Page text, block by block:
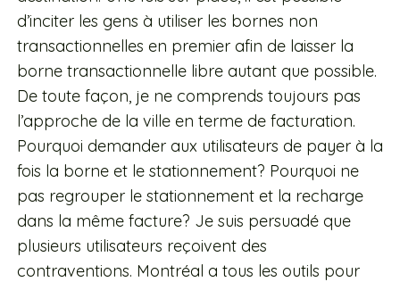
d’inciter les gens à utiliser les bornes non
transactionnelles en premier afin de laisser la
borne transactionnelle libre autant que possible.
De toute façon, je ne comprends toujours pas
l’approche de la ville en terme de facturation.
Pourquoi demander aux utilisateurs de payer à la
fois la borne et le stationnement? Pourquoi ne
pas regrouper le stationnement et la recharge
dans la même facture? Je suis persuadé que
plusieurs utilisateurs reçoivent des
contraventions. Montréal a tous les outils pour